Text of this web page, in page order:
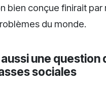
bien conçue finirait par
du monde.
aussi une question
sociales